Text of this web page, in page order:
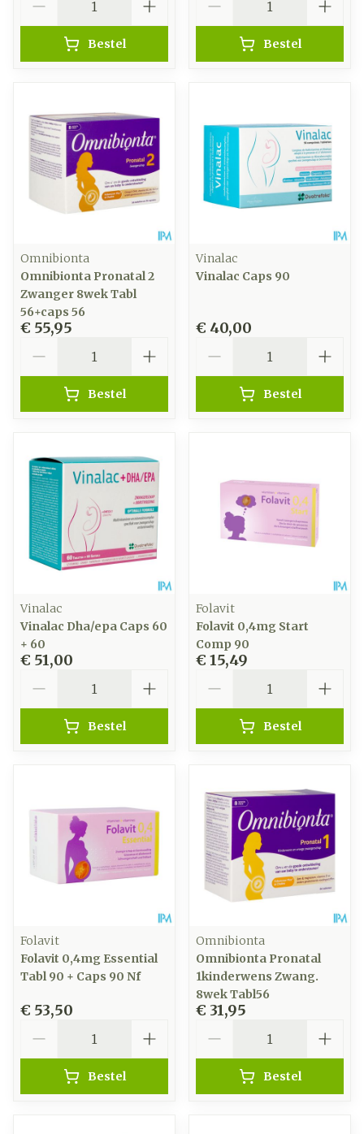
Bestel Bestel
Omnibionta
Omnibionta Pronatal 2
Zwanger 8wek Tabl
56+caps 56
€ 55,95
Bestel
Vinalac
Vinalac Caps 90
€ 40,00
Bestel
Vinalac
Vinalac Dha/epa Caps 60
+ 60
€ 51,00
Bestel
Folavit
Folavit 0,4mg Start
Comp 90
€ 15,49
Bestel
Folavit
Folavit 0,4mg Essential
Tabl 90 + Caps 90 Nf
€ 53,50
Bestel
Omnibionta
Omnibionta Pronatal
1kinderwens Zwang.
8wek Tabl56
€ 31,95
Bestel